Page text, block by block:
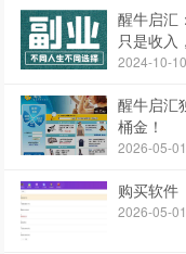
醒牛启汇
只是收入
2024-10-10
醒牛启汇
桶金！
2026-05-01
购买软件
2026-05-01